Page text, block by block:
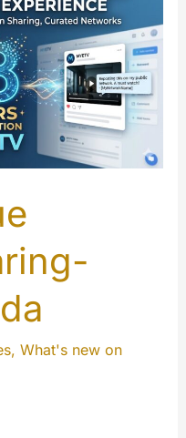
, What's new on